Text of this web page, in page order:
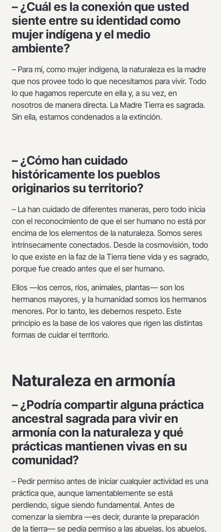
– ¿Cuál es la conexión que usted
siente entre su identidad como
mujer indígena y el medio
ambiente?
– Para mí, como mujer indígena, la naturaleza es la madre
que nos provee todo lo que necesitamos para vivir. Todo
lo que hagamos repercute en ella y, a su vez, en
nosotros de manera directa. La Madre Tierra es sagrada.
Sin ella, estamos condenados a la extinción.
– ¿Cómo han cuidado
históricamente los pueblos
originarios su territorio?
– La han cuidado de diferentes maneras, pero todo inicia
con el reconocimiento de que el ser humano no está por
encima de los elementos de la naturaleza. Somos seres
intrínsecamente conectados. Desde la cosmovisión, todo
lo que existe en la faz de la Tierra tiene vida y es sagrado,
porque fue creado antes que el ser humano.
Ellos —los cerros, ríos, animales, plantas— son los
hermanos mayores, y la humanidad somos los hermanos
menores. Por lo tanto, les debemos respeto. Este
principio es la base de los valores que rigen las distintas
formas de cuidar el territorio.
Naturaleza en armonía
– ¿Podría compartir alguna práctica
ancestral sagrada para vivir en
armonía con la naturaleza y qué
prácticas mantienen vivas en su
comunidad?
– Pedir permiso antes de iniciar cualquier actividad es una
práctica que, aunque lamentablemente se está
perdiendo, sigue siendo fundamental. Antes de
comenzar la siembra —es decir, durante la preparación
de la tierra— se pedía permiso a las abuelas, los abuelos,